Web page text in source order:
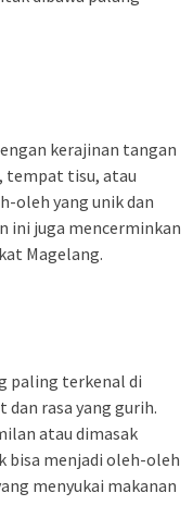
kerajinan tangan
tempat tisu, atau
oleh yang unik dan
ini juga mencerminkan
Magelang.
paling terkenal di
rasa yang gurih.
atau dimasak
bisa menjadi oleh-oleh
menyukai makanan